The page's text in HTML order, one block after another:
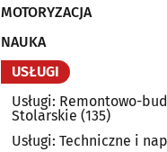
MOTORYZACJA
NAUKA
USŁUGI
Usługi: Remontowo-
Stolarskie (135)
Usługi: Techniczne i